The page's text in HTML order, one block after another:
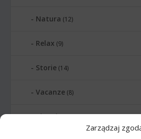
Zarządzaj
Natura (12)
Relax (9)
Storie (14)
Vacanze (8)
Viaggio(14)